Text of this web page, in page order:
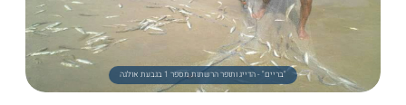
"בריים" - הדייג ותופר הרשתות מספר 1 בגבעת אולגה